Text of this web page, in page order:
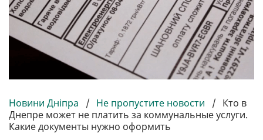
Новини Дніпра / Не пропустите новости / Кто в
Днепре может не платить за коммунальные услуги.
Какие документы нужно оформить